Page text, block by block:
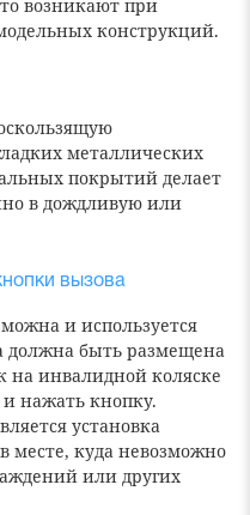
возникают при
конструкций.
металлических
покрытий делает
в дождливую или
вызова
и используется
должна быть размещена
на инвалидной коляске
и нажать кнопку.
установка
куда невозможно
или других